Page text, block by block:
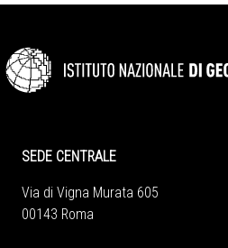
SEDE CENTRALE
Via di Vigna Murata 605
00143 Roma